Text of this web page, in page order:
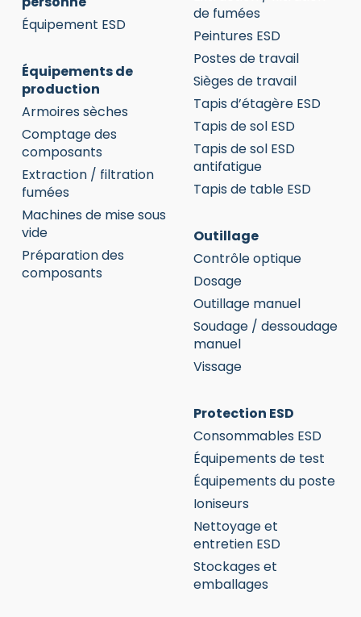
Équipement ESD
Équipements de
production
Armoires sèches
Comptage des
composants
Extraction / filtration
fumées
Machines de mise sous
vide
Préparation des
composants
de fumées
Peintures ESD
Postes de travail
Sièges de travail
Tapis d’étagère ESD
Tapis de sol ESD
Tapis de sol ESD
antifatigue
Tapis de table ESD
Outillage
Contrôle optique
Dosage
Outillage manuel
Soudage / dessoudage
manuel
Vissage
Protection ESD
Consommables ESD
Équipements de test
Équipements du poste
Ioniseurs
Nettoyage et
entretien ESD
Stockages et
emballages